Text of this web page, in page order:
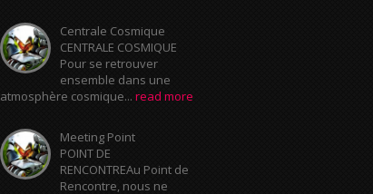
Centrale Cosmique
CENTRALE COSMIQUE
Pour se retrouver
ensemble dans une
atmosphère cosmique... read more
Meeting Point
POINT DE
RENCONTREAu Point de
Rencontre, nous ne